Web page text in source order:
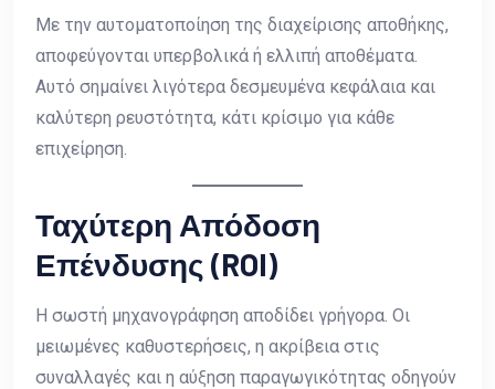
Με την αυτοματοποίηση της διαχείρισης αποθήκης,
αποφεύγονται υπερβολικά ή ελλιπή αποθέματα.
Αυτό σημαίνει λιγότερα δεσμευμένα κεφάλαια και
καλύτερη ρευστότητα, κάτι κρίσιμο για κάθε
επιχείρηση.
Ταχύτερη Απόδοση
Επένδυσης (ROI)
Η σωστή μηχανογράφηση αποδίδει γρήγορα. Οι
μειωμένες καθυστερήσεις, η ακρίβεια στις
συναλλαγές και η αύξηση παραγωγικότητας οδηγούν